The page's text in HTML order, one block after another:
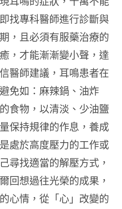
找專科醫師進行診斷與
，且必須有服藥治療的
，才能漸漸變小聲，達
醫師建議，耳鳴患者在
免如：麻辣鍋、油炸
食物，以清淡、少油鹽
保持規律的作息，養成
處於高度壓力的工作或
尋找適當的解壓方式，
回想過往光榮的成果，
心情，從「心」改變的